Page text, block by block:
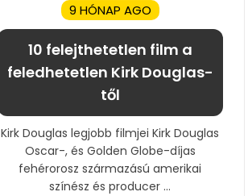
9 HÓNAP AGO
10 felejthetetlen film a
feledhetetlen Kirk Douglas-
től
Kirk Douglas legjobb filmjei Kirk Douglas
Oscar-, és Golden Globe-díjas
fehérorosz származású amerikai
színész és producer ...